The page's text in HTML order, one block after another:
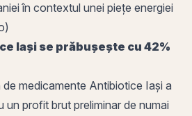
în contextul unei piețe energiei
Iași se prăbușește cu 42%
de medicamente Antibiotice Iași a
un profit brut preliminar de numai